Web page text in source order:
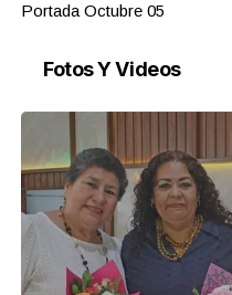
Portada Octubre 05
Fotos Y Videos